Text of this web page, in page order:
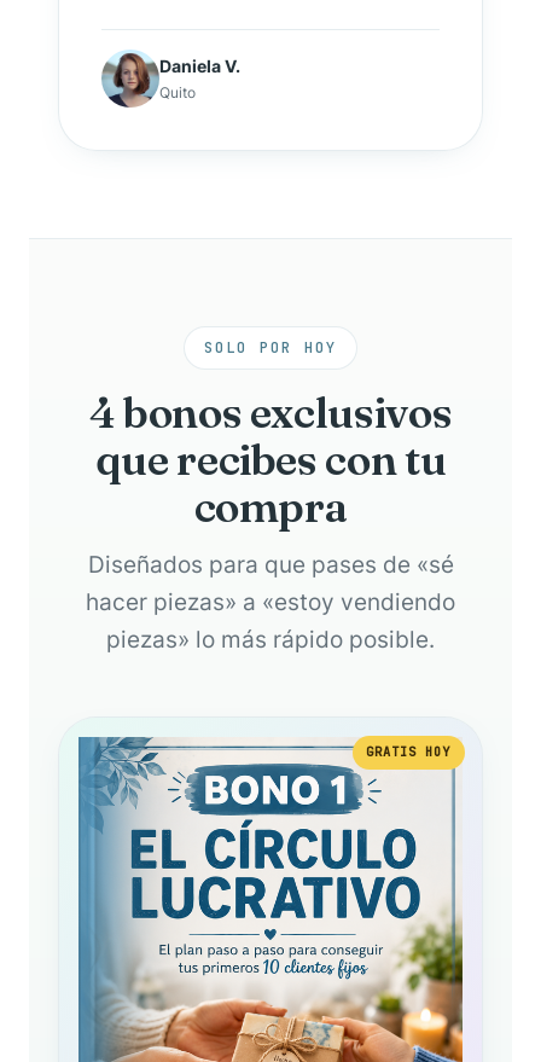
Daniela V.
Quito
SOLO POR HOY
4 bonos exclusivos
que recibes con tu
compra
Diseñados para que pases de «sé
hacer piezas» a «estoy vendiendo
piezas» lo más rápido posible.
GRATIS HOY